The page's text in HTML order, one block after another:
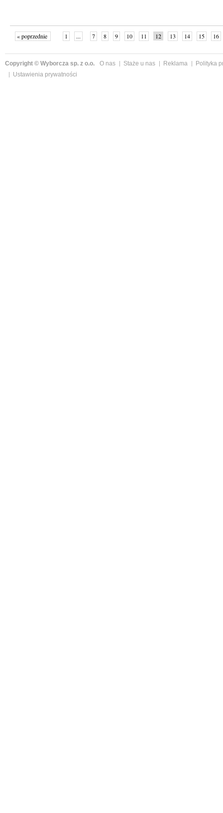
« poprzednie 1 ... 7 8 9 10 11 12 13 14 15 16
Copyright © Wyborcza sp. z o.o. O nas Staże u nas Reklama
Polityka
Ustawienia prywatności